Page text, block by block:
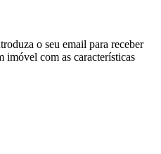
o seu email para receber
imóvel com as características